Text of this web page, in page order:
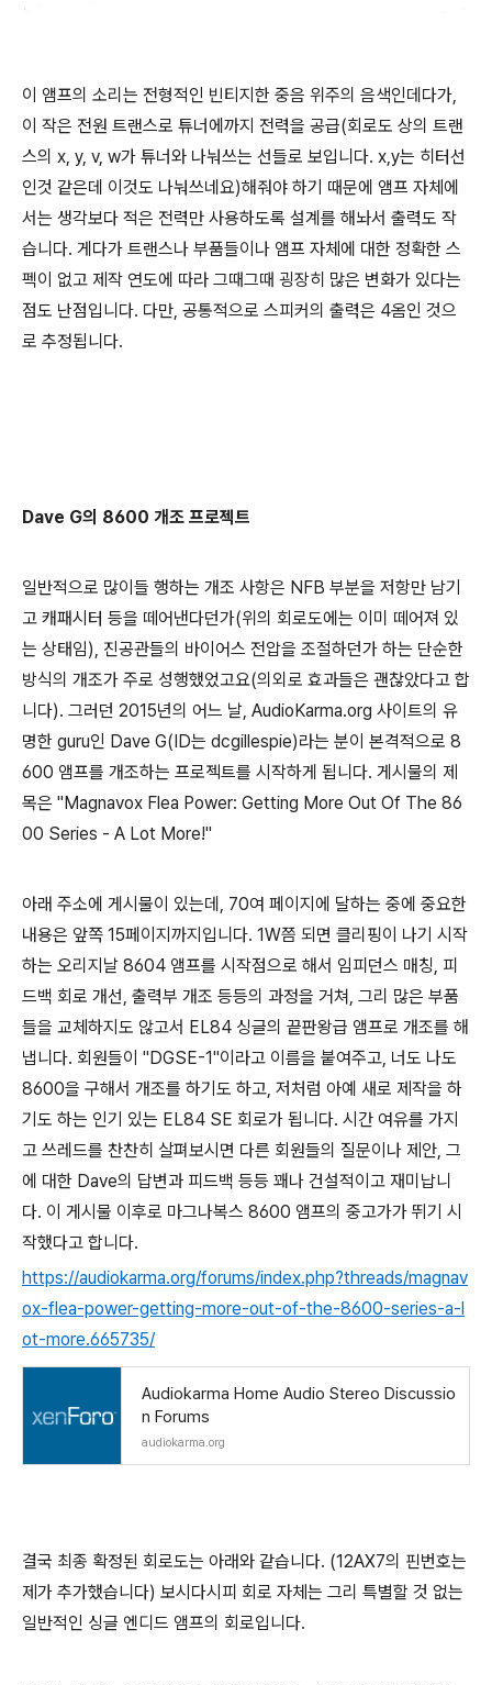
이 앰프의 소리는 전형적인 빈티지한 중음 위주의 음색인데다가,
이 작은 전원 트랜스로 튜너에까지 전력을 공급(회로도 상의 트랜
스의 x, y, v, w가 튜너와 나눠쓰는 선들로 보입니다. x,y는 히터선
인것 같은데 이것도 나눠쓰네요)해줘야 하기 때문에 앰프 자체에
서는 생각보다 적은 전력만 사용하도록 설계를 해놔서 출력도 작
습니다. 게다가 트랜스나 부품들이나 앰프 자체에 대한 정확한 스
펙이 없고 제작 연도에 따라 그때그때 굉장히 많은 변화가 있다는
점도 난점입니다. 다만, 공통적으로 스피커의 출력은 4옴인 것으
로 추정됩니다.
Dave G의 8600 개조 프로젝트
일반적으로 많이들 행하는 개조 사항은 NFB 부분을 저항만 남기
고 캐패시터 등을 떼어낸다던가(위의 회로도에는 이미 떼어져 있
는 상태임), 진공관들의 바이어스 전압을 조절하던가 하는 단순한
방식의 개조가 주로 성행했었고요(의외로 효과들은 괜찮았다고 합
니다). 그러던 2015년의 어느 날, AudioKarma.org 사이트의 유
명한 guru인 Dave G(ID는 dcgillespie)라는 분이 본격적으로 8
600 앰프를 개조하는 프로젝트를 시작하게 됩니다. 게시물의 제
목은 "Magnavox Flea Power: Getting More Out Of The 86
00 Series - A Lot More!"
아래 주소에 게시물이 있는데, 70여 페이지에 달하는 중에 중요한
내용은 앞쪽 15페이지까지입니다. 1W쯤 되면 클리핑이 나기 시작
하는 오리지날 8604 앰프를 시작점으로 해서 임피던스 매칭, 피
드백 회로 개선, 출력부 개조 등등의 과정을 거쳐, 그리 많은 부품
들을 교체하지도 않고서 EL84 싱글의 끝판왕급 앰프로 개조를 해
냅니다. 회원들이 "DGSE-1"이라고 이름을 붙여주고, 너도 나도
8600을 구해서 개조를 하기도 하고, 저처럼 아예 새로 제작을 하
기도 하는 인기 있는 EL84 SE 회로가 됩니다. 시간 여유를 가지
고 쓰레드를 찬찬히 살펴보시면 다른 회원들의 질문이나 제안, 그
에 대한 Dave의 답변과 피드백 등등 꽤나 건설적이고 재미납니
다. 이 게시물 이후로 마그나복스 8600 앰프의 중고가가 뛰기 시
작했다고 합니다.
https://audiokarma.org/forums/index.php?threads/magnav
ox-flea-power-getting-more-out-of-the-8600-series-a-l
ot-more.665735/
Audiokarma Home Audio Stereo Discussio
n Forums
audiokarma.org
결국 최종 확정된 회로도는 아래와 같습니다. (12AX7의 핀번호는
제가 추가했습니다) 보시다시피 회로 자체는 그리 특별할 것 없는
일반적인 싱글 엔디드 앰프의 회로입니다.